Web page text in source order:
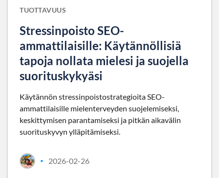
TUOTTAVUUS
Stressinpoisto SEO-
ammattilaisille: Käytännöllisiä
tapoja nollata mielesi ja suojella
suorituskykyäsi
Käytännön stressinpoistostrategioita SEO-
ammattilaisille mielenterveyden suojelemiseksi,
keskittymisen parantamiseksi ja pitkän aikavälin
suorituskyvyn ylläpitämiseksi.
• 2026-02-26